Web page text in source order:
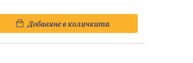
Добавяне в количката